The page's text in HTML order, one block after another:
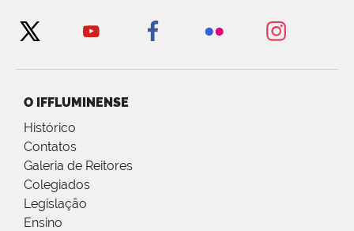
O IFFLUMINENSE
Histórico
Contatos
Galeria de Reitores
Colegiados
Legislação
Ensino